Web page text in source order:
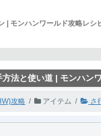
| モンハンワールド攻略レシ
法と使い道 | モンハン
攻略 アイテム さ